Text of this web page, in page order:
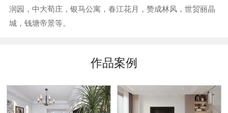
润园，中大荀庄，银马公寓，春江花月，赞成林风，世贸丽晶
城，钱塘帝景等。
作品案例